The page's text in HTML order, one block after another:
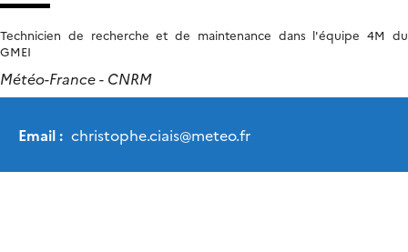
Technicien de recherche et de maintenance dans l'équipe 4M du
GMEI
Météo-France - CNRM
Email : christophe.ciais@meteo.fr